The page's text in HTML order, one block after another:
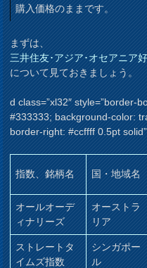
購入価格のままです。
まずは、
三井住友･アジア･オセアニア
について見ておきましょう。
d class=”xl32″ style=”border-
#333333; background-color:
border-right: #ccffff 0.5pt
指数、銘柄名 国・地域名
オールオーデ
ィナリーズ
オーストラ
リア
ストレートタ
イムズ指数
シンガポー
ル